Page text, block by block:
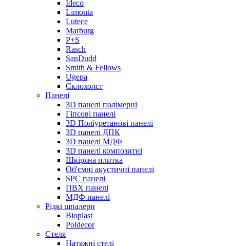
Ideco
Limonta
Lutece
Marburg
P+S
Rasch
SanDudd
Smith & Fellows
Ugepa
Склохолст
Панелі
3D панелі полімерні
Гіпсові панелі
3D Поліуретанові панелі
3D панелі ДПК
3D панелі МДФ
3D панелі композитні
Шкіряна плитка
Об'ємні акустичні панелі
SPC панелі
ПВХ панелі
МДФ панелі
Рідкі шпалери
Bioplast
Poldecor
Стеля
Натяжні стелі